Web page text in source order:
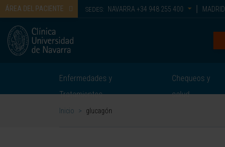
ÁREA DEL PACIENTE SEDES: NAVARRA +34 948 255 400 MADRID
Enfermedades y
Tratamientos
Chequeos y
salud
Inicio > glucagón